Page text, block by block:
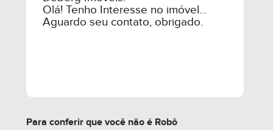
4.5.2. AS PARCELAS FINANCIADAS DIRETO
Para conferir que você não é Robô